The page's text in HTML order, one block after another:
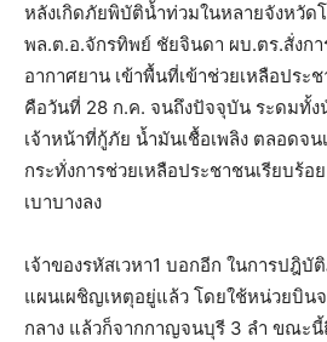
หลังเกิดภัยพิบัติน้ำท่วมในหลายจังหวัด
พล.ต.อ.จักรทิพย์ ชัยจินดา ผบ.ตร.สั่งก
อากาศยาน เข้าพื้นที่เข้าช่วยเหลือประ
คือวันที่ 28 ก.ค. จนถึงปัจจุบัน ระดมทั้ง
เจ้าหน้าที่กู้ภัย น้ำมันเชื้อเพลิง ตลอดจ
กระทั่งการช่วยเหลือประชาชนเรียบร้อ
เบาบางลง
เจ้าของรหัสเวหา1 บอกอีก ในการปฎิบั
แผนเผชิญเหตุอยู่แล้ว โดยใช้หน่วยบิน
กลาง แล้วก็จากกาญจนบุรี 3 ลำ ขณะนี้